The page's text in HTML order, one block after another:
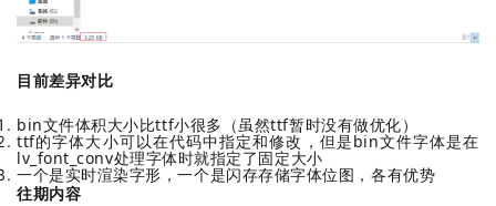
目前差异对比
bin文件体积大小比ttf小很多（虽然ttf暂时没有做优化）
ttf的字体大小可以在代码中指定和修改，但是bin文件字体是在
lv_font_conv处理字体时就指定了固定大小
一个是实时渲染字形，一个是闪存存储字体位图，各有优势
往期内容